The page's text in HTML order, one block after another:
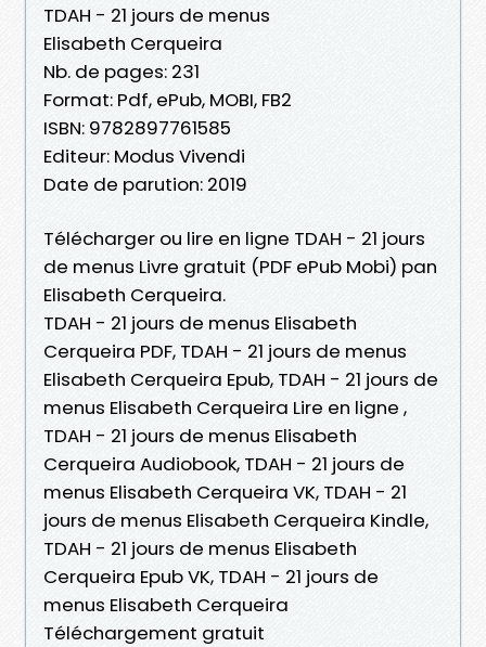
TDAH - 21 jours de menus
Elisabeth Cerqueira
Nb. de pages: 231
Format: Pdf, ePub, MOBI, FB2
ISBN: 9782897761585
Editeur: Modus Vivendi
Date de parution: 2019
Télécharger ou lire en ligne TDAH - 21 jours
de menus Livre gratuit (PDF ePub Mobi) pan
Elisabeth Cerqueira.
TDAH - 21 jours de menus Elisabeth
Cerqueira PDF, TDAH - 21 jours de menus
Elisabeth Cerqueira Epub, TDAH - 21 jours de
menus Elisabeth Cerqueira Lire en ligne ,
TDAH - 21 jours de menus Elisabeth
Cerqueira Audiobook, TDAH - 21 jours de
menus Elisabeth Cerqueira VK, TDAH - 21
jours de menus Elisabeth Cerqueira Kindle,
TDAH - 21 jours de menus Elisabeth
Cerqueira Epub VK, TDAH - 21 jours de
menus Elisabeth Cerqueira
Téléchargement gratuit